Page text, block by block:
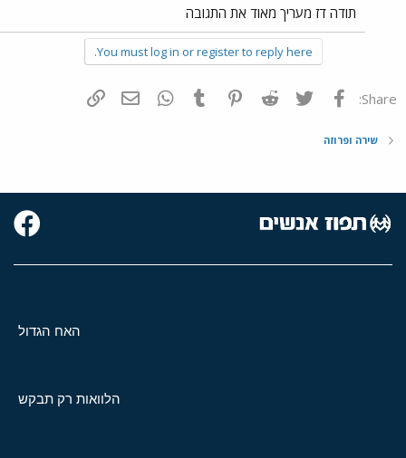
תודה דז מעריך מאוד את התגובה
You must log in or register to reply here.
Share: פייסבוק Twitter
Reddit
Pinterest
Tumblr
WhatsAppדואר אלקטרוני
שירה ופרוזה
האח הגדול
הלוואות רק תבקש